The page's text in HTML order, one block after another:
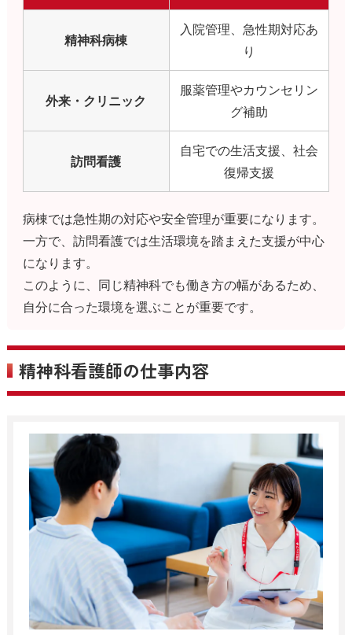
精神科病棟
入院管理、急性期対応あ
り
外来・クリニック
服薬管理やカウンセリン
グ補助
訪問看護
自宅での生活支援、社会
復帰支援
病棟では急性期の対応や安全管理が重要になります。
一方で、訪問看護では生活環境を踏まえた支援が中心
になります。
このように、同じ精神科でも働き方の幅があるため、
自分に合った環境を選ぶことが重要です。
精神科看護師の仕事内容